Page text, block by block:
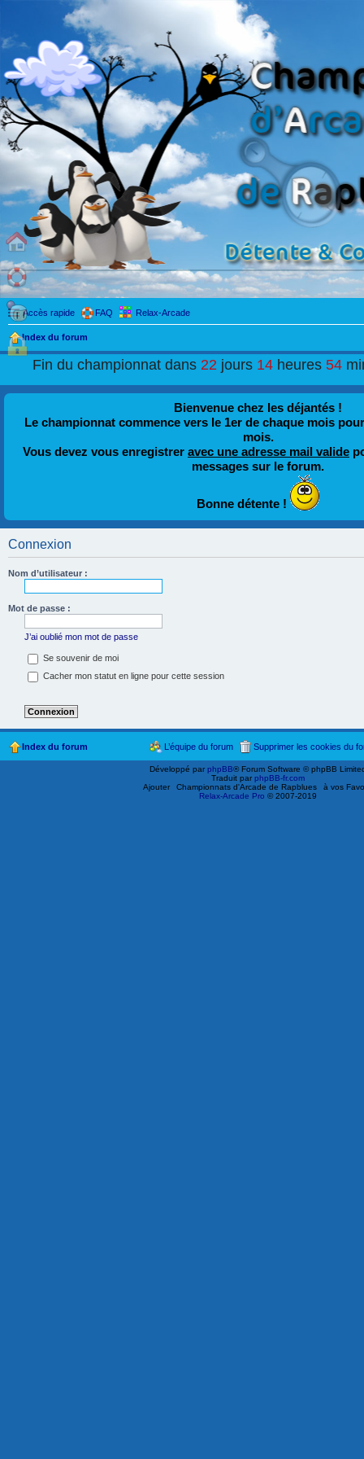
Accès rapide FAQ Relax-Arcade
Index du forum
Fin du championnat dans22 jours14 heures54
Bienvenue chez les déjantés !
Le championnat commence vers le 1er de chaque mois
mois.
Vous devez vous enregistrer avec une adresse mail valide
messages sur le forum.
Bonne détente !
Connexion
Nom d’utilisateur :
Mot de passe :
J’ai oublié mon mot de passe
Se souvenir de moi
Cacher mon statut en ligne pour cette session
Index du forum Supprimer les cookies du
L’équipe du forum
Développé parphpBB® Forum Software © phpBB
Traduit parphpBB-fr.com
Ajouter
Championnats d'Arcade de Rapblues
à vos
Relax-Arcade Pro © 2007-2019